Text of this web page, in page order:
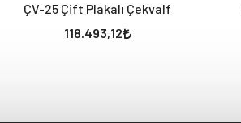
ÇV-25 Çift Plakalı Çekvalf
118.493,12